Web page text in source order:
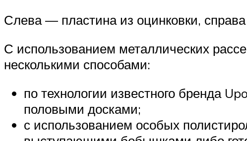
Слева — пластина из оцинковки,
С использованием металлических
несколькими способами:
по технологии известного бренда
половыми досками;
с использованием особых